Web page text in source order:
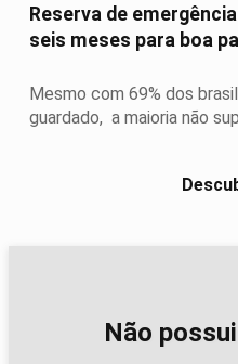
Reserva de
seis meses para boa
Mesmo com 69% dos
guardado, a maioria não
Não